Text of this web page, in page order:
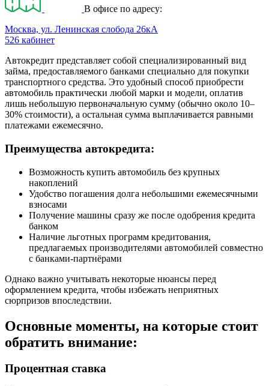
В офисе по адресу:
Москва, ул. Ленинская слобода 26кА
526 кабинет
Автокредит представляет собой специализированный вид
займа, предоставляемого банками специально для покупки
транспортного средства. Это удобный способ приобрести
автомобиль практически любой марки и модели, оплатив
лишь небольшую первоначальную сумму (обычно около 10–
30% стоимости), а остальная сумма выплачивается равными
платежами ежемесячно.
Преимущества автокредита:
Возможность купить автомобиль без крупных
накоплений
Удобство погашения долга небольшими ежемесячными
взносами
Получение машины сразу же после одобрения кредита
банком
Наличие льготных программ кредитования,
предлагаемых производителями автомобилей совместно
с банками-партнёрами
Однако важно учитывать некоторые нюансы перед
оформлением кредита, чтобы избежать неприятных
сюрпризов впоследствии.
Основные моменты, на которые стоит
обратить внимание:
Процентная ставка